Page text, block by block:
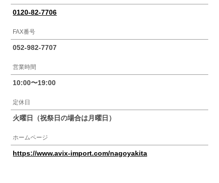
0120-82-7706
FAX番号
052-982-7707
営業時間
10:00〜19:00
定休日
火曜日（祝祭日の場合は月曜日）
ホームページ
https://www.avix-import.com/nagoyakita